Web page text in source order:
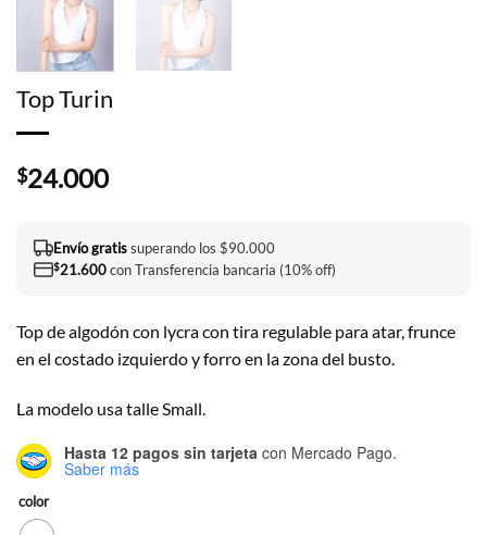
Top Turin
$24.000
Envío gratissuperando los $90.000
$21.600con Transferencia bancaria (10% off)
Top de algodón con lycra con tira regulable para atar, frunce
en el costado izquierdo y forro en la zona del busto.
La modelo usa talle Small.
Hasta 12 pagos sin tarjeta con Mercado Pago.
Saber más
color